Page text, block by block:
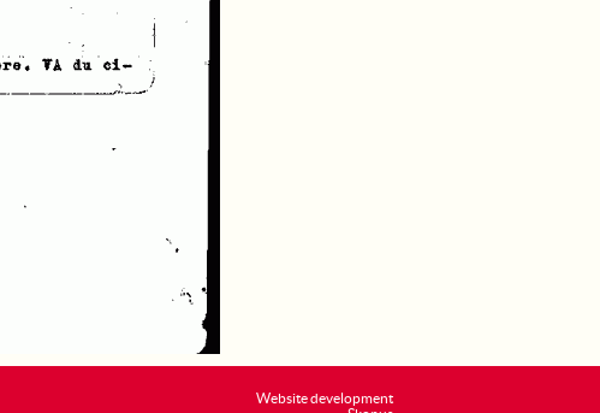
Website development